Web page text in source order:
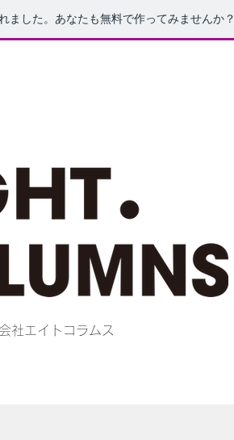
ました。あなたも無料で作ってみませんか？
社エイトコラムス